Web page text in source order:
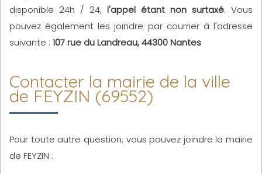
disponible 24h / 24, l'appel étant non surtaxé. Vous
pouvez également les joindre par courrier à l'adresse
suivante : 107 rue du Landreau, 44300 Nantes
Contacter la mairie de la ville
de FEYZIN (69552)
Pour toute autre question, vous pouvez joindre la mairie
de FEYZIN :